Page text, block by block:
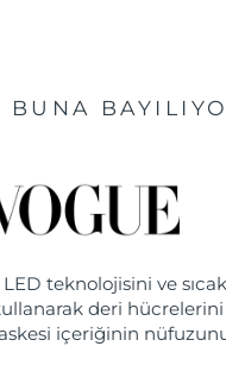
BUNA
LED teknolojisini ve
deri
içeriğinin nüfuzunu